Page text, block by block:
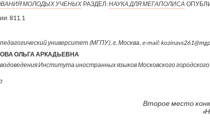
МОЛОДЫХ УЧЕНЫХ РАЗДЕЛ:НАУКА ДЛЯ МЕГАПОЛИСА
811.1
университет (МГПУ), г. Москва, e-mail:
ОЛЬГА АРКАДЬЕВНА
Института иностранных языков Московского
Второе место